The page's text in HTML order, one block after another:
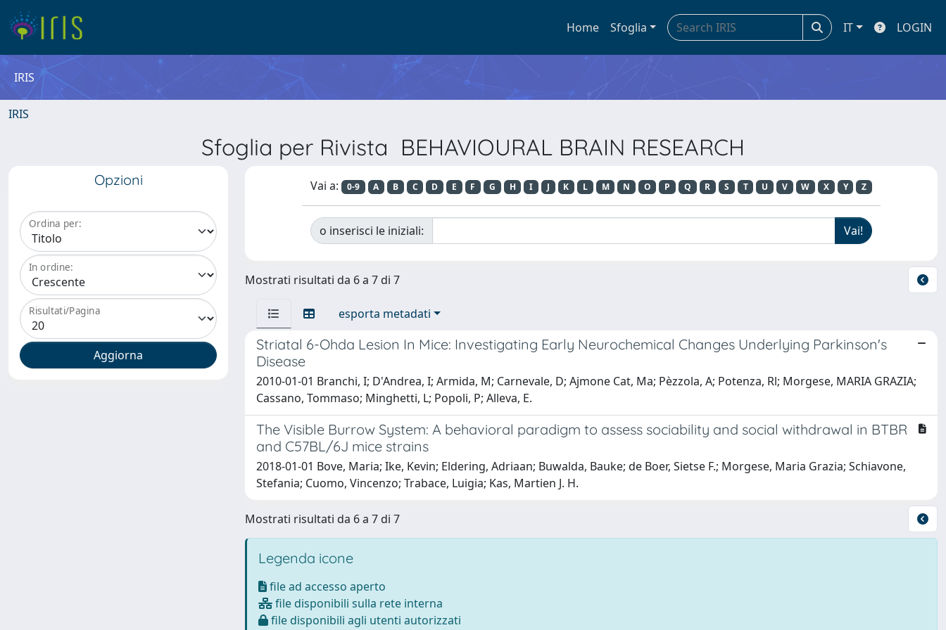
Home Sfoglia IT LOGIN
IRIS
IRIS
Sfoglia per Rivista BEHAVIOURAL BRAIN RESEARCH
Opzioni
Ordina per:
In ordine:
Risultati/Pagina
Vai a: 0-9 A B C D E F G H I J K L M N O P Q R S T U V W X Y Z
o inserisci le iniziali:
Mostrati risultati da 6 a 7 di 7
esporta metadati
Striatal 6-Ohda Lesion In Mice: Investigating Early Neurochemical Changes Underlying Parkinson's
Disease
2010-01-01 Branchi, I; D'Andrea, I; Armida, M; Carnevale, D; Ajmone Cat, Ma; Pèzzola, A; Potenza, Rl; Morgese, MARIA GRAZIA;
Cassano, Tommaso; Minghetti, L; Popoli, P; Alleva, E.
The Visible Burrow System: A behavioral paradigm to assess sociability and social withdrawal in BTBR
and C57BL/6J mice strains
2018-01-01 Bove, Maria; Ike, Kevin; Eldering, Adriaan; Buwalda, Bauke; de Boer, Sietse F.; Morgese, Maria Grazia; Schiavone,
Stefania; Cuomo, Vincenzo; Trabace, Luigia; Kas, Martien J. H.
Mostrati risultati da 6 a 7 di 7
Legenda icone
file ad accesso aperto
file disponibili sulla rete interna
file disponibili agli utenti autorizzati